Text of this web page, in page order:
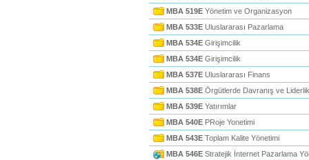
MBA 519E Yönetim ve Organizasyon
MBA 533E Uluslararası Pazarlama
MBA 534E Girişimcilik
MBA 534E Girişimcilik
MBA 537E Uluslararası Finans
MBA 538E Örgütlerde Davranış ve Liderlik
MBA 539E Yatırımlar
MBA 540E PRoje Yonetimi
MBA 543E Toplam Kalite Yönetimi
MBA 546E Stratejik İnternet Pazarlama